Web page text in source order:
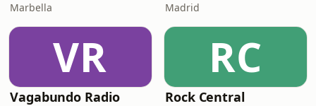
Marbella Madrid
VR
Vagabundo Radio
RC
Rock Central